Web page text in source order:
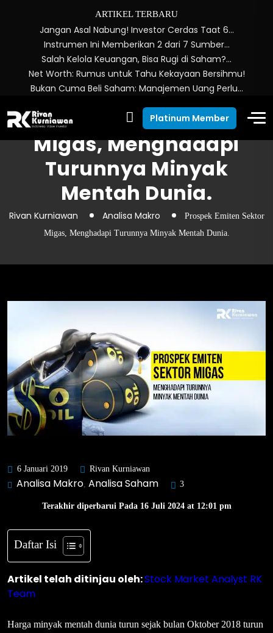
ARTIKEL TERBARU
Jangan Asal Nabung! Investor Cerdas Taat 6…
Instrumen Ini Memberikan 2 dari 7 Sumber…
Salah Kelola Keuangan, Bisa Rugi di Saham?…
Net Worth: Rumus untuk Tahu Kekayaan Bersihmu!
Bukan Cuma Beli Saham: Manajemen Uang Perlu…
Platinum Member
Prospek Emiten Sektor
Migas, Menghadapi
Turunnya Minyak
Mentah Dunia.
Rivan Kurniawan Analisa Makro
Prospek Emiten Sektor
Migas, Menghadapi Turunnya Minyak Mentah Dunia.
6 Januari 2019 Rivan Kurniawan
Analisa Makro, Analisa Saham 3
Terakhir diperbarui Pada 16 Juli 2024 at 12:01 pm
Daftar Isi
Artikel telah ditinjau oleh:Stock Market Analyst RK
Team
Harga minyak mentah dunia turun sejak bulan Oktober 2018 turun